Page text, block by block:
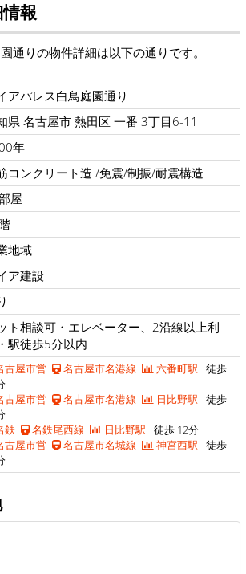
報
通りの物件詳細は以下の通りです。
アパレス白鳥庭園通り
県 名古屋市 熱田区 一番 3丁目6-11
年
コンクリート造 /免震/制振/耐震構造
屋
地域
ア建設
ト相談可・エレベーター、2沿線以上利
駅徒歩5分以内
古屋市営 名古屋市名港線 六番町駅 徒歩
古屋市営
名古屋市名港線 日比野駅 徒歩
鉄
名鉄尾西線 日比野駅 徒歩 12分
古屋市営
名古屋市名城線 神宮西駅 徒歩